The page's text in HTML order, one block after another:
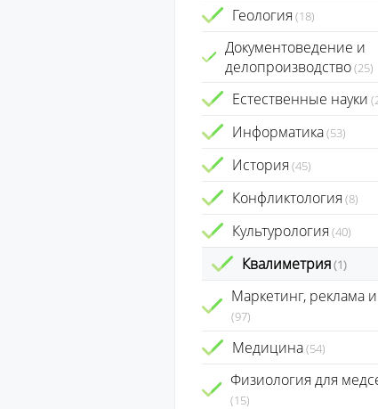
Геология (18)
Документоведение и
делопроизводство(25)
Естественные науки
Информатика(53)
История (45)
Конфликтология (8)
Культурология (40)
Квалиметрия(1)
Маркетинг, реклама и
(97)
Медицина(54)
Физиология для
(15)